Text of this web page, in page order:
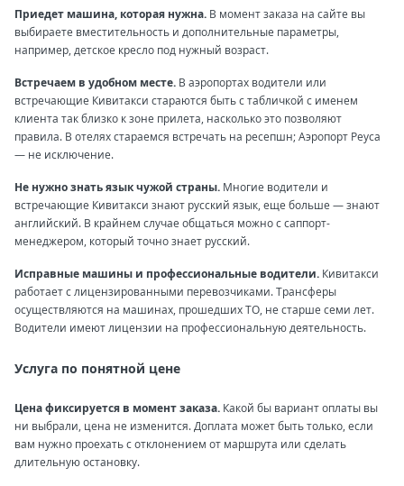
Приедет машина, которая нужна. В момент заказа на сайте вы
выбираете вместительность и дополнительные параметры,
например, детское кресло под нужный возраст.
Встречаем в удобном месте. В аэропортах водители или
встречающие Кивитакси стараются быть с табличкой с именем
клиента так близко к зоне прилета, насколько это позволяют
правила. В отелях стараемся встречать на ресепшн; Аэропорт Реуса
— не исключение.
Не нужно знать язык чужой страны. Многие водители и
встречающие Кивитакси знают русский язык, еще больше — знают
английский. В крайнем случае общаться можно с саппорт-
менеджером, который точно знает русский.
Исправные машины и профессиональные водители. Кивитакси
работает с лицензированными перевозчиками. Трансферы
осуществляются на машинах, прошедших ТО, не старше семи лет.
Водители имеют лицензии на профессиональную деятельность.
Услуга по понятной цене
Цена фиксируется в момент заказа. Какой бы вариант оплаты вы
ни выбрали, цена не изменится. Доплата может быть только, если
вам нужно проехать с отклонением от маршрута или сделать
длительную остановку.